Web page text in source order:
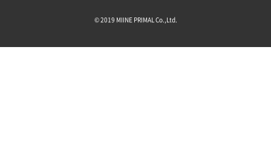
© 2019 MIINE PRIMAL Co.,Ltd.